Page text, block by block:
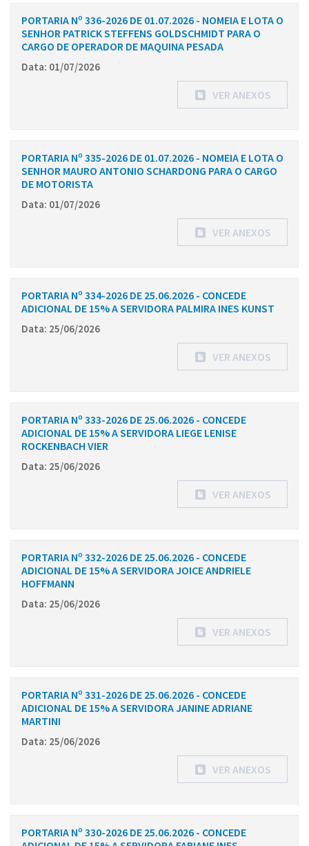
PORTARIA Nº 336-2026 DE 01.07.2026 - NOMEIA E LOTA O
SENHOR PATRICK STEFFENS GOLDSCHMIDT PARA O
CARGO DE OPERADOR DE MAQUINA PESADA
Data: 01/07/2026
VER ANEXOS
PORTARIA Nº 335-2026 DE 01.07.2026 - NOMEIA E LOTA O
SENHOR MAURO ANTONIO SCHARDONG PARA O CARGO
DE MOTORISTA
Data: 01/07/2026
VER ANEXOS
PORTARIA Nº 334-2026 DE 25.06.2026 - CONCEDE
ADICIONAL DE 15% A SERVIDORA PALMIRA INES KUNST
Data: 25/06/2026
VER ANEXOS
PORTARIA Nº 333-2026 DE 25.06.2026 - CONCEDE
ADICIONAL DE 15% A SERVIDORA LIEGE LENISE
ROCKENBACH VIER
Data: 25/06/2026
VER ANEXOS
PORTARIA Nº 332-2026 DE 25.06.2026 - CONCEDE
ADICIONAL DE 15% A SERVIDORA JOICE ANDRIELE
HOFFMANN
Data: 25/06/2026
VER ANEXOS
PORTARIA Nº 331-2026 DE 25.06.2026 - CONCEDE
ADICIONAL DE 15% A SERVIDORA JANINE ADRIANE
MARTINI
Data: 25/06/2026
VER ANEXOS
PORTARIA Nº 330-2026 DE 25.06.2026 - CONCEDE